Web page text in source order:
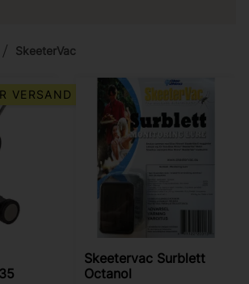
SkeeterVac
VERSAND
Skeetervac Surblett
Octanol